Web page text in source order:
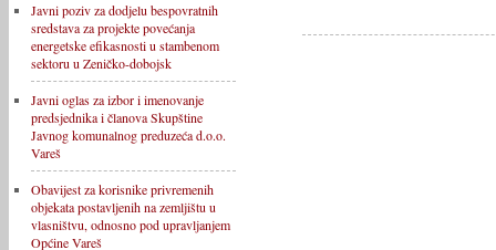
Javni poziv za dodjelu bespovratnih
sredstava za projekte povećanja
energetske efikasnosti u stambenom
sektoru u Zeničko-dobojsk
Javni oglas za izbor i imenovanje
predsjednika i članova Skupštine
Javnog komunalnog preduzeća d.o.o.
Vareš
Obavijest za korisnike privremenih
objekata postavljenih na zemljištu u
vlasništvu, odnosno pod upravljanjem
Općine Vareš